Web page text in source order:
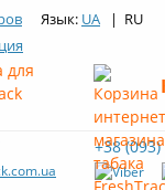
Язык: UA | RU
+38